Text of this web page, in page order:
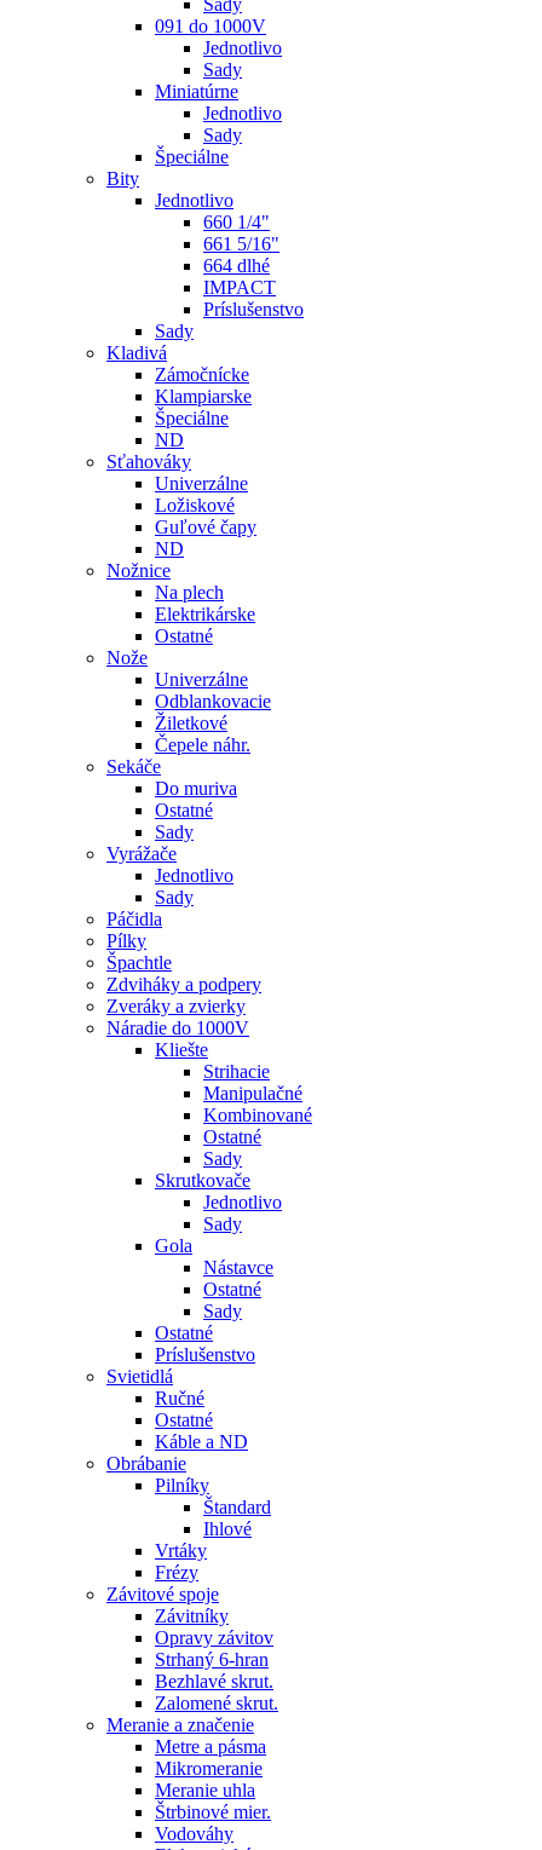
Sady
091 do 1000V
Jednotlivo
Sady
Miniatúrne
Jednotlivo
Sady
Špeciálne
Bity
Jednotlivo
660 1/4"
661 5/16"
664 dlhé
IMPACT
Príslušenstvo
Sady
Kladivá
Zámočnícke
Klampiarske
Špeciálne
ND
Sťahováky
Univerzálne
Ložiskové
Guľové čapy
ND
Nožnice
Na plech
Elektrikárske
Ostatné
Nože
Univerzálne
Odblankovacie
Žiletkové
Čepele náhr.
Sekáče
Do muriva
Ostatné
Sady
Vyrážače
Jednotlivo
Sady
Páčidla
Pílky
Špachtle
Zdviháky a podpery
Zveráky a zvierky
Náradie do 1000V
Kliešte
Strihacie
Manipulačné
Kombinované
Ostatné
Sady
Skrutkovače
Jednotlivo
Sady
Gola
Nástavce
Ostatné
Sady
Ostatné
Príslušenstvo
Svietidlá
Ručné
Ostatné
Káble a ND
Obrábanie
Pilníky
Štandard
Ihlové
Vrtáky
Frézy
Závitové spoje
Závitníky
Opravy závitov
Strhaný 6-hran
Bezhlavé skrut.
Zalomené skrut.
Meranie a značenie
Metre a pásma
Mikromeranie
Meranie uhla
Štrbinové mier.
Vodováhy